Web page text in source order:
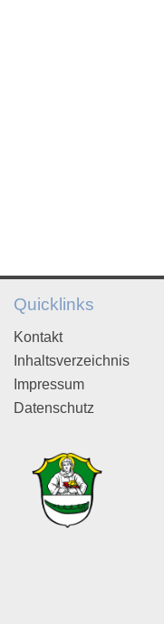
Quicklinks
Kontakt
Inhaltsverzeichnis
Impressum
Datenschutz